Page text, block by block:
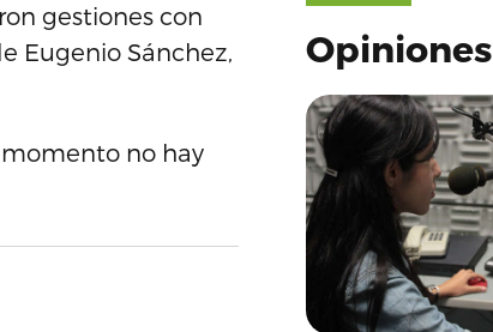
gestiones con
Eugenio Sánchez,
momento no hay
Opiniones